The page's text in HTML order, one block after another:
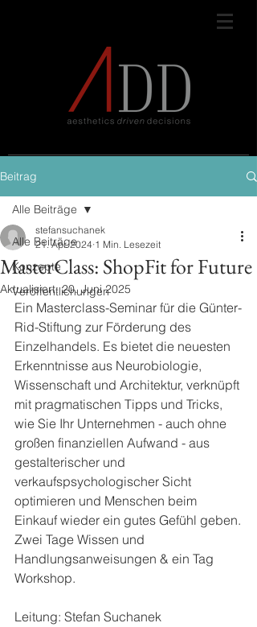
Beitrag
Alle Beiträge
Konzepte
Veröffentlichungen
Alle Beiträge
MasterClass: ShopFit for Future
stefansuchanek
21. Apr. 2024 1 Min. Lesezeit
Aktualisiert:20. Juni 2025
Ein Masterclass-Seminar für die Günter-
Rid-Stiftung zur Förderung des
Einzelhandels. Es bietet die neuesten
Erkenntnisse aus Neurobiologie,
Wissenschaft und Architektur, verknüpft
mit pragmatischen Tipps und Tricks,
wie Sie Ihr Unternehmen - auch ohne
großen finanziellen Aufwand - aus
gestalterischer und
verkaufspsychologischer Sicht
optimieren und Menschen beim
Einkauf wieder ein gutes Gefühl geben.
Zwei Tage Wissen und
Handlungsanweisungen & ein Tag
Workshop.
Leitung: Stefan Suchanek